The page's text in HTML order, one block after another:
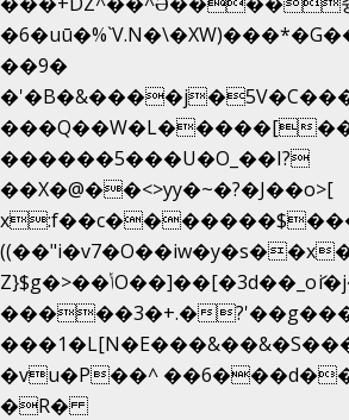
��9�
���Q��W�L�����[
������5���U�O_��I?
��X�@��<>yy�~�?�J��o>[
Z}$g�>��ݳO��]��[�3d��_oަi�j��|
�����3�+.�
�vu�P��^
�R�